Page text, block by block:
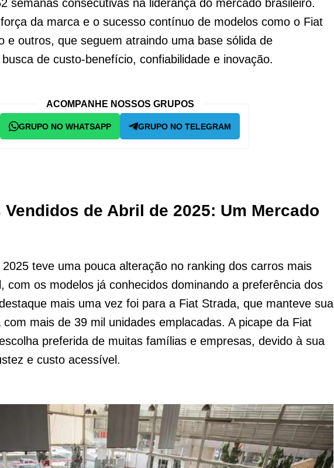
semanas consecutivas na liderança do mercado brasileiro.
da marca e o sucesso contínuo de modelos como o Fiat
e outros, que seguem atraindo uma base sólida de
de custo-benefício, confiabilidade e inovação.
ACOMPANHE NOSSOS GRUPOS
GRUPO NO WHATSAPP GRUPO NO TELEGRAM
Vendidos de Abril de 2025: Um Mercado
teve uma pouca alteração no ranking dos carros mais
com os modelos já conhecidos dominando a preferência dos
mais uma vez foi para a Fiat Strada, que manteve sua
com mais de 39 mil unidades emplacadas. A picape da Fiat
preferida de muitas famílias e empresas, devido à sua
e custo acessível.